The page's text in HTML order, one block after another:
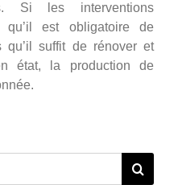
Si les interventions
qu’il est obligatoire de
suffit de rénover et
état, la production de